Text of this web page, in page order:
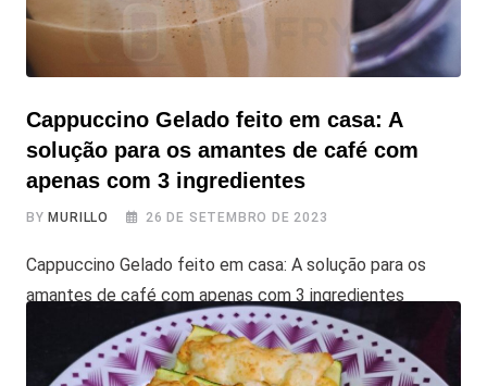
Cappuccino Gelado feito em casa: A
solução para os amantes de café com
apenas com 3 ingredientes
BYMURILLO 26 DE SETEMBRO DE 2023
Cappuccino Gelado feito em casa: A solução para os
amantes de café com apenas com 3 ingredientes
Quando as temperaturas se aproximam dos implacáveis
40 graus em quase todo o país, a última coisa que você